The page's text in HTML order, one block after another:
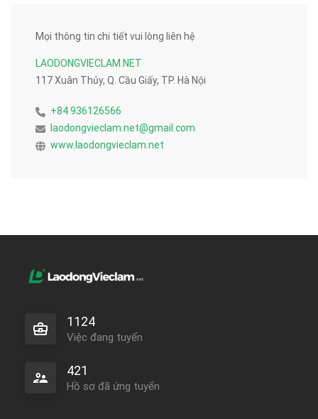
Mọi thông tin chi tiết vui lòng liên hệ
LAODONGVIECLAM.NET
117 Xuân Thủy, Q. Cầu Giấy, TP. Hà Nội
+84 936126566
laodongvieclam.net@gmail.com
www.laodongvieclam.net
1124
Việc đang tuyển
421
Hồ sơ đã ứng tuyển